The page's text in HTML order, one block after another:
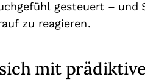
gesteuert – und
zu reagieren.
mit